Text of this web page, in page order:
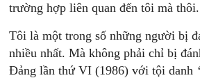
trường hợp liên quan đến tôi mà thôi.
Tôi là một trong số những người bị
nhiều nhất. Mà không phải chỉ bị
Đảng lần thứ VI (1986) với tội danh